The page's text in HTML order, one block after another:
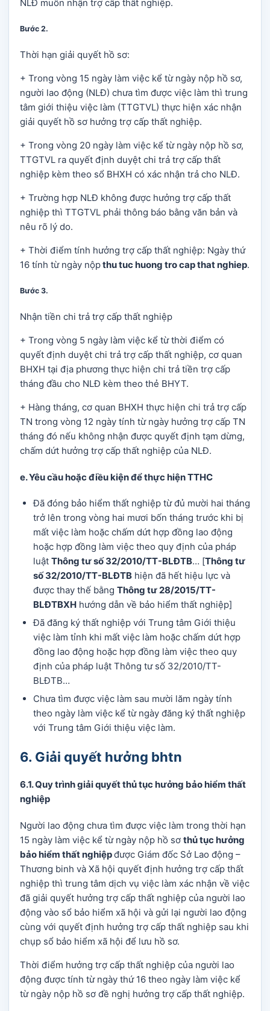
NLĐ muốn nhận trợ cấp thất nghiệp.
Bước 2.
Thời hạn giải quyết hồ sơ:
+ Trong vòng 15 ngày làm việc kể từ ngày nộp hồ sơ,
người lao động (NLĐ) chưa tìm được việc làm thì trung
tâm giới thiệu việc làm (TTGTVL) thực hiện xác nhận
giải quyết hồ sơ hưởng trợ cấp thất nghiệp.
+ Trong vòng 20 ngày làm việc kể từ ngày nộp hồ sơ,
TTGTVL ra quyết định duyệt chi trả trợ cấp thất
nghiệp kèm theo sổ BHXH có xác nhận trả cho NLĐ.
+ Trường hợp NLĐ không được hưởng trợ cấp thất
nghiệp thì TTGTVL phải thông báo bằng văn bản và
nêu rõ lý do.
+ Thời điểm tính hưởng trợ cấp thất nghiệp: Ngày thứ
16 tính từ ngày nộpthu tuc huong tro cap that nghiep.
Bước 3.
Nhận tiền chi trả trợ cấp thất nghiệp
+ Trong vòng 5 ngày làm việc kể từ thời điểm có
quyết định duyệt chi trả trợ cấp thất nghiệp, cơ quan
BHXH tại địa phương thực hiện chi trả tiền trợ cấp
tháng đầu cho NLĐ kèm theo thẻ BHYT.
+ Hàng tháng, cơ quan BHXH thực hiện chi trả trợ cấp
TN trong vòng 12 ngày tính từ ngày hưởng trợ cấp TN
tháng đó nếu không nhận được quyết định tạm dừng,
chấm dứt hưởng trợ cấp thất nghiệp của NLĐ.
e. Yêu cầu hoặc điều kiện để thực hiện TTHC
Đã đóng bảo hiểm thất nghiệp từ đủ mười hai tháng
trở lên trong vòng hai mươi bốn tháng trước khi bị
mất việc làm hoặc chấm dứt hợp đồng lao động
hoặc hợp đồng làm việc theo quy định của pháp
luật Thông tư số 32/2010/TT-BLĐTB… [Thông tư
số 32/2010/TT-BLĐTB hiện đã hết hiệu lực và
được thay thế bằng Thông tư 28/2015/TT-
BLĐTBXH hướng dẫn về bảo hiểm thất nghiệp]
Đã đăng ký thất nghiệp với Trung tâm Giới thiệu
việc làm tỉnh khi mất việc làm hoặc chấm dứt hợp
đồng lao động hoặc hợp đồng làm việc theo quy
định của pháp luật Thông tư số 32/2010/TT-
BLĐTB…
Chưa tìm được việc làm sau mười lăm ngày tính
theo ngày làm việc kể từ ngày đăng ký thất nghiệp
với Trung tâm Giới thiệu việc làm.
6. Giải quyết hưởng bhtn
6.1. Quy trình giải quyếtthủ tục hưởng bảo hiểm thất
nghiệp
Người lao động chưa tìm được việc làm trong thời hạn
15 ngày làm việc kể từ ngày nộp hồ sơ thủ tục hưởng
bảo hiểm thất nghiệpđược Giám đốc Sở Lao động –
Thương binh và Xã hội quyết định hưởng trợ cấp thất
nghiệp thì trung tâm dịch vụ việc làm xác nhận về việc
đã giải quyết hưởng trợ cấp thất nghiệp của người lao
động vào sổ bảo hiểm xã hội và gửi lại người lao động
cùng với quyết định hưởng trợ cấp thất nghiệp sau khi
chụp sổ bảo hiểm xã hội để lưu hồ sơ.
Thời điểm hưởng trợ cấp thất nghiệp của người lao
động được tính từ ngày thứ 16 theo ngày làm việc kể
từ ngày nộp hồ sơ đề nghị hưởng trợ cấp thất nghiệp.